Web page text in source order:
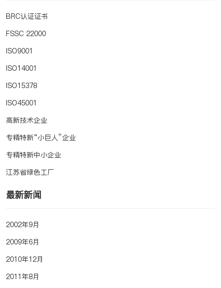
BRC认证证书
FSSC 22000
ISO9001
ISO14001
ISO15378
ISO45001
高新技术企业
专精特新“小巨人”企业
专精特新中小企业
江苏省绿色工厂
最新新闻
2002年9月
2009年6月
2010年12月
2011年8月